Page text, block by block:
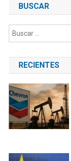
BUSCAR
RECIENTES